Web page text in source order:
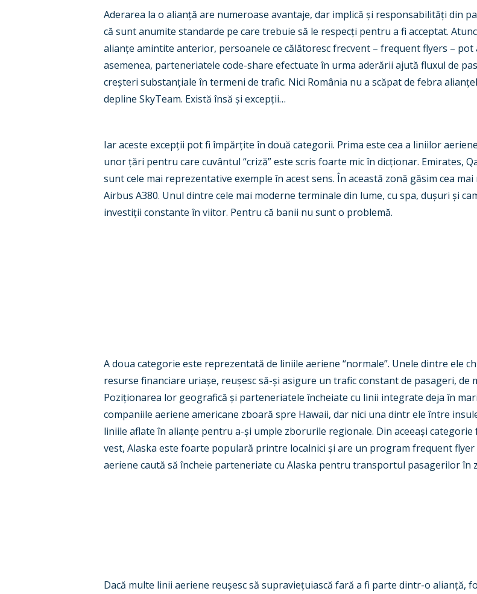
Aderarea la o alianță are numeroase avantaje, dar implică și responsabilități din
că sunt anumite standarde pe care trebuie să le respecți pentru a fi acceptat.
alianțe amintite anterior, persoanele ce călătoresc frecvent – frequent flyers –
asemenea, parteneriatele code-share efectuate în urma aderării ajută fluxul de
creșteri substanțiale în termeni de trafic. Nici România nu a scăpat de febra alianț
depline SkyTeam. Există însă și excepții…
Iar aceste excepții pot fi împărțite în două categorii. Prima este cea a liniilor
unorțări pentru care cuvântul “criză” este scris foarte mic în dicționar. Emirates,
sunt cele mai reprezentative exemple în acest sens. În această zonă găsim cea
Airbus A380. Unul dintre cele mai moderne terminale din lume, cu spa, dușuri și
investiții constante în viitor. Pentru că banii nu sunt o problemă.
A doua categorie este reprezentată de liniile aeriene “normale”. Unele dintre ele
resurse financiare uriașe, reușesc să-și asigure un trafic constant de pasageri, de
Poziționarea lor geografică și parteneriatele încheiate cu linii integrate deja în
companiile aeriene americane zboară spre Hawaii, dar nici una dintr ele între
liniile aflate în alianțe pentru a-și umple zborurile regionale. Din aceeași categorie
vest, Alaska este foarte populară printre localnici și are un program frequent flyer
aeriene caută să încheie parteneriate cu Alaska pentru transportul pasagerilor în
Dacă multe linii aeriene reușesc să supraviețuiască fară a fi parte dintr-o alianță,